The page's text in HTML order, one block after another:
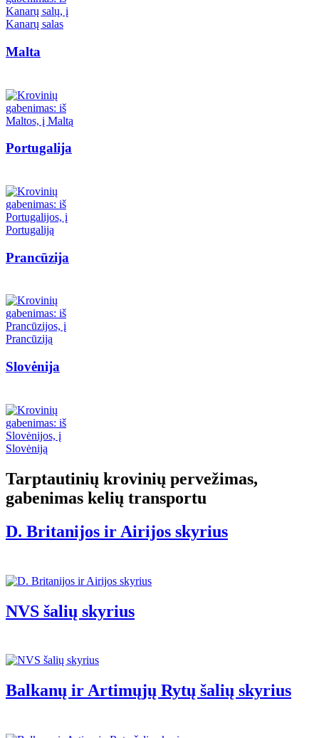
Malta
Portugalija
Prancūzija
Slovėnija
Tarptautinių krovinių pervežimas,
gabenimas kelių transportu
D. Britanijos ir Airijos skyrius
NVS šalių skyrius
Balkanų ir Artimųjų Rytų šalių skyrius